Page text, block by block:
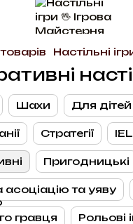
Настільні
Шахи Для дітей
Стратегії
Пригодницькі
асоціацію та уяву
гравця Рольові